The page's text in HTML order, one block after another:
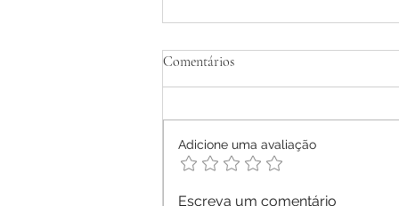
Tratamento Homeopático de
Relato de Caso
Comentários
Adicione uma avaliação
Escreva um comentário